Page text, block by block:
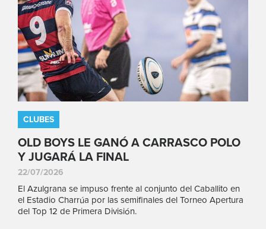
CLUBES
OLD BOYS LE GANÓ A CARRASCO POLO
Y JUGARÁ LA FINAL
22/07/2026
El Azulgrana se impuso frente al conjunto del Caballito en
el Estadio Charrúa por las semifinales del Torneo Apertura
del Top 12 de Primera División.